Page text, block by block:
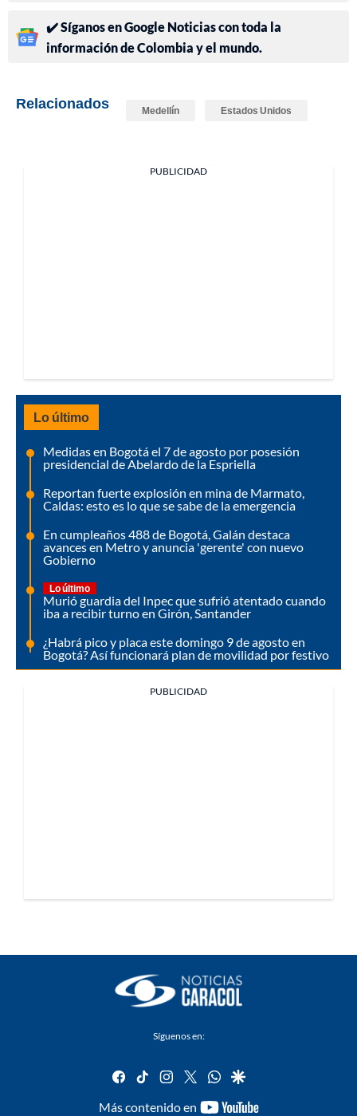
✔️ Síganos en Google Noticias con toda la
información de Colombia y el mundo.
Relacionados Medellín Estados Unidos
PUBLICIDAD
Lo último
Medidas en Bogotá el 7 de agosto por posesión
presidencial de Abelardo de la Espriella
Reportan fuerte explosión en mina de Marmato,
Caldas: esto es lo que se sabe de la emergencia
En cumpleaños 488 de Bogotá, Galán destaca
avances en Metro y anuncia 'gerente' con nuevo
Gobierno
Lo último
Murió guardia del Inpec que sufrió atentado cuando
iba a recibir turno en Girón, Santander
¿Habrá pico y placa este domingo 9 de agosto en
Bogotá? Así funcionará plan de movilidad por festivo
PUBLICIDAD
Síguenos en:
facebook
tiktok instagram
twitterwhatsapp
google
Más contenido en
youtube-